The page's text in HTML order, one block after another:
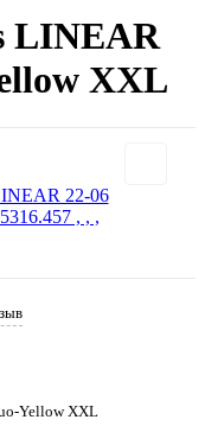
LINEAR
XXL
Yellow XXL